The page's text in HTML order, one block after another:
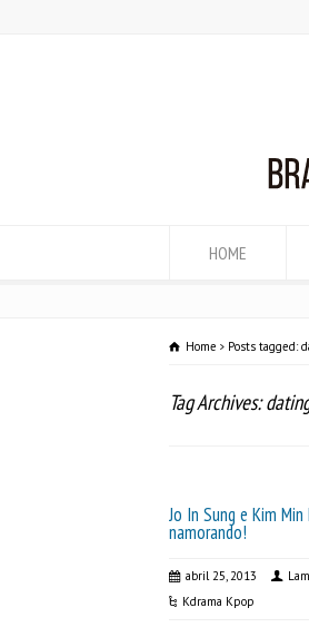
HOME
Home Posts tagged:
Tag Archives:
Jo In Sung e Kim
namorando!
abril 25, 2013
Kdrama Kpop